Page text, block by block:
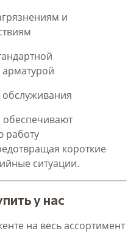
и
арматурой
обеспечивают
работу
короткие
ситуации.
у нас
на весь ассортимент